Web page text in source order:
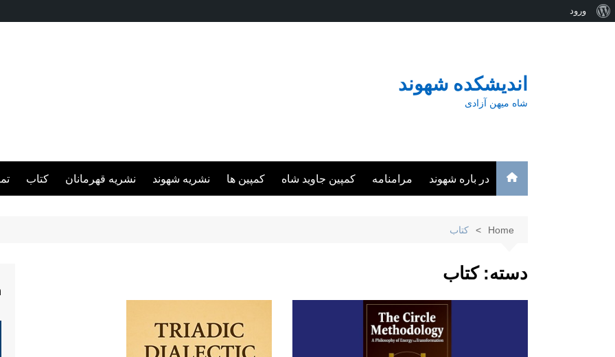
درباره
ورود
اندیشکده شهوند
شاه میهن آزادی
در باره شهوند مرامنامه کمپین جاوید شاه کمپین ها نشریه شهوند نشریه قهرمانان کتاب
Home کتاب
دسته:کتاب